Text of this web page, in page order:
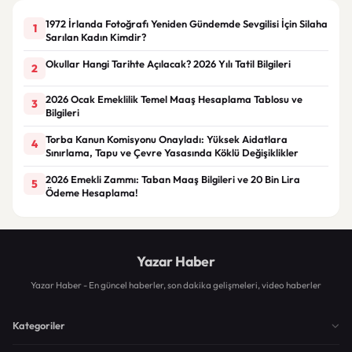
1
1972 İrlanda Fotoğrafı Yeniden Gündemde Sevgilisi İçin Silaha
Sarılan Kadın Kimdir?
2 Okullar Hangi Tarihte Açılacak? 2026 Yılı Tatil Bilgileri
3
2026 Ocak Emeklilik Temel Maaş Hesaplama Tablosu ve
Bilgileri
4
Torba Kanun Komisyonu Onayladı: Yüksek Aidatlara
Sınırlama, Tapu ve Çevre Yasasında Köklü Değişiklikler
5
2026 Emekli Zammı: Taban Maaş Bilgileri ve 20 Bin Lira
Ödeme Hesaplama!
Yazar Haber
Yazar Haber - En güncel haberler, son dakika gelişmeleri, video haberler
Kategoriler